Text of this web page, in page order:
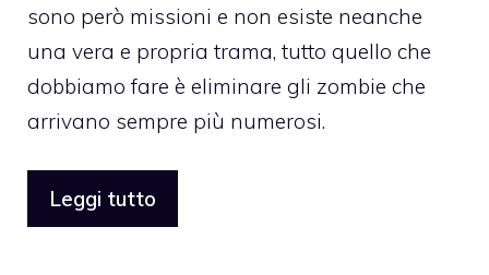
sono però missioni e non esiste neanche
una vera e propria trama, tutto quello che
dobbiamo fare è eliminare gli zombie che
arrivano sempre più numerosi.
Leggi tutto